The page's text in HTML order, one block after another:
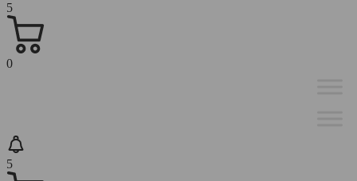
5
0
5